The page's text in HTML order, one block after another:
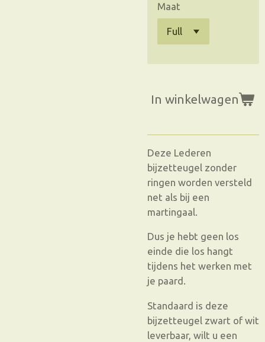
Maat
In winkelwagen
Deze Lederen
bijzetteugel zonder
ringen worden versteld
net als bij een
martingaal.
Dus je hebt geen los
einde die los hangt
tijdens het werken met
je paard.
Standaard is deze
bijzetteugel zwart of wit
leverbaar, wilt u een